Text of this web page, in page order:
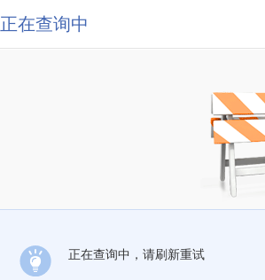
正在查询中
正在查询中，请刷新重试